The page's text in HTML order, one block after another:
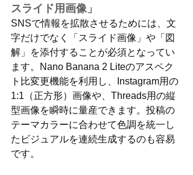
スライド用画像」
SNSで情報を拡散させるためには、文
字だけでなく「スライド画像」や「図
解」を添付することが必須となってい
ます。Nano Banana 2 Liteのアスペク
ト比変更機能を利用し、Instagram用の
1:1（正方形）画像や、Threads用の縦
型画像を瞬時に量産できます。投稿の
テーマカラーに合わせて色調を統一し
たビジュアルを連続生成するのも容易
です。